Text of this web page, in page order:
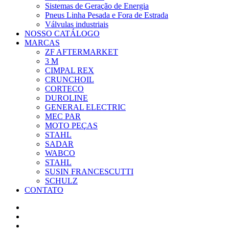
Sistemas de Geração de Energia
Pneus Linha Pesada e Fora de Estrada
Válvulas industriais
NOSSO CATÁLOGO
MARCAS
ZF AFTERMARKET
3 M
CIMPAL REX
CRUNCHOIL
CORTECO
DUROLINE
GENERAL ELECTRIC
MEC PAR
MOTO PEÇAS
STAHL
SADAR
WABCO
STAHL
SUSIN FRANCESCUTTI
SCHULZ
CONTATO